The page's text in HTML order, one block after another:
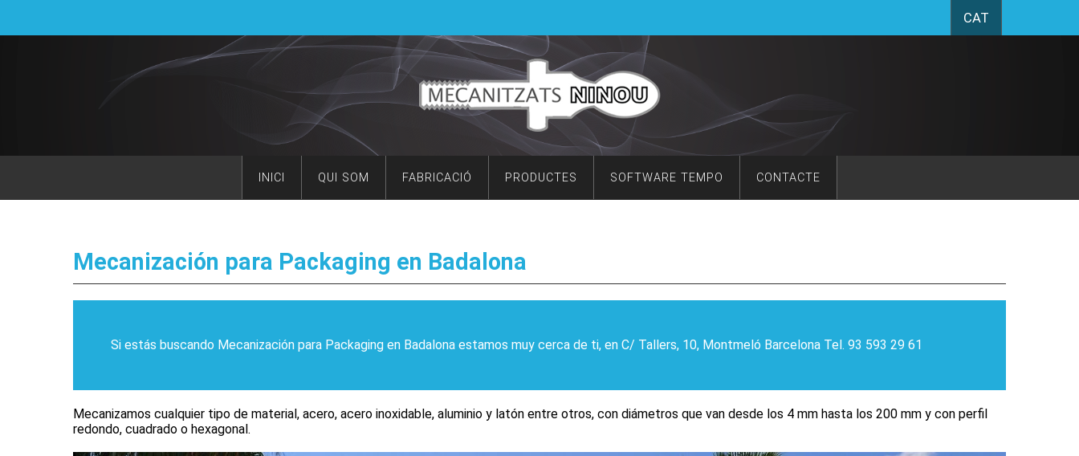
CAT
INICI QUI SOM FABRICACIÓ PRODUCTES SOFTWARE TEMPO CONTACTE
Mecanización para Packaging en Badalona
Si estás buscando Mecanización para Packaging en Badalona estamos muy cerca de ti, en C/ Tallers, 10, Montmeló Barcelona Tel. 93 593 29 61
Mecanizamos cualquier tipo de material, acero, acero inoxidable, aluminio y latón entre otros, con diámetros que van desde los 4 mm hasta los 200 mm y con perfil
redondo, cuadrado o hexagonal.